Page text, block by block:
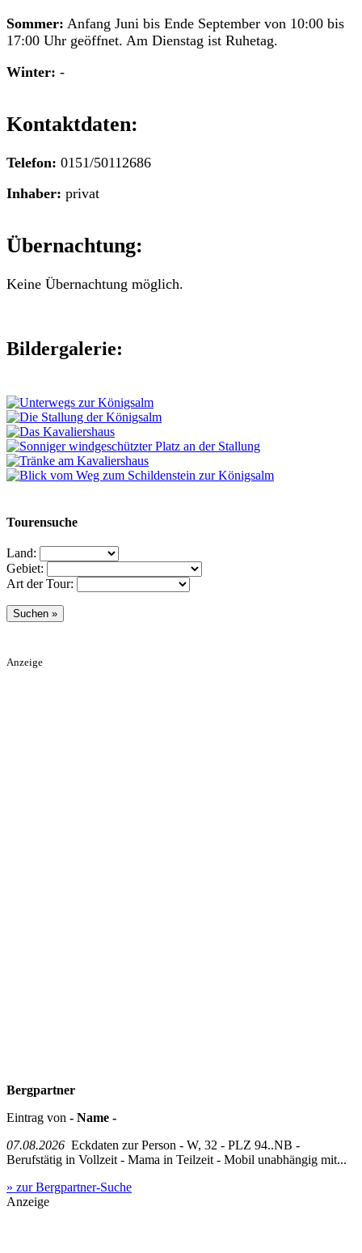
Sommer: Anfang Juni bis Ende September von 10:00 bis
17:00 Uhr geöffnet. Am Dienstag ist Ruhetag.
Winter: -
Kontaktdaten:
Telefon: 0151/50112686
Inhaber: privat
Übernachtung:
Keine Übernachtung möglich.
Bildergalerie:
Tourensuche
Land:
Gebiet:
Art der Tour:
Anzeige
Bergpartner
Eintrag von - Name -
07.08.2026 Eckdaten zur Person - W, 32 - PLZ 94..NB -
Berufstätig in Vollzeit - Mama in Teilzeit - Mobil unabhängig mit...
» zur Bergpartner-Suche
Anzeige